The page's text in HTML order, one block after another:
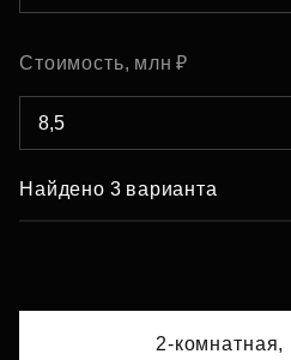
Стоимость, млн ₽
Найдено 3 варианта
2-комнатная,